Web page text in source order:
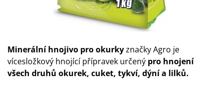
Minerální hnojivo pro okurkyznačky Agro je
vícesložkový hnojící přípravek určený pro hnojení
všech druhů okurek, cuket, tykví, dýní a lilků.